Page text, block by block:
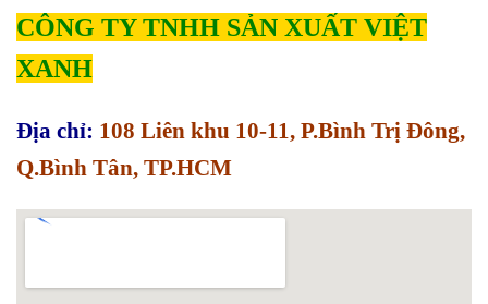
CÔNG TY TNHH SẢN XUẤT VIỆT
XANH
Địa chỉ: 108 Liên khu 10-11, P.Bình Trị Đông,
Q.Bình Tân, TP.HCM